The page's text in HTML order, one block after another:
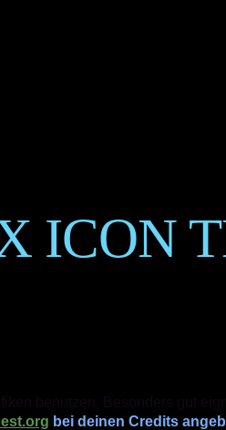
ICON
bei deinen Credits